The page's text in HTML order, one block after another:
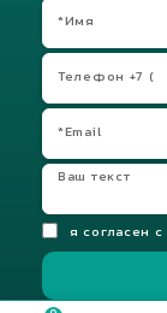
я согласен с